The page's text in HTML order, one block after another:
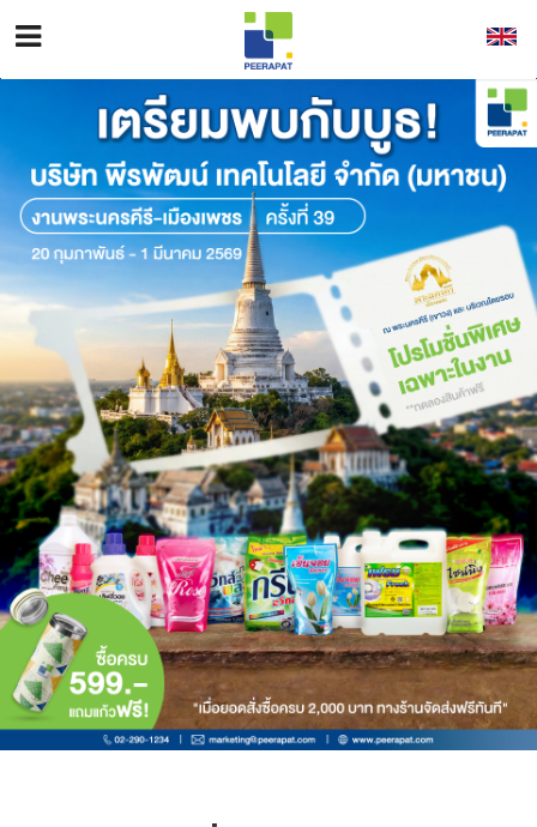
หน้าหลัก
เกี่ยวกับเรา
ธุรกิจของเรา
กลุ่มผลิตภัณฑ์ซักรีด กลุ่มผลิตภัณฑ์ฆ่าเชื้อ
กลุ่มผลิตภัณฑ์ครัว กลุ่มผลิตภัณฑ์บิวดิ้งแคร์
นักลงทุนสัมพันธ์
ข้อมูลผู้ถือหุ้น
รายงานประจำปี
แบบ 56-1
ประชุมผู้ถือหุ้น
รายงานทางการเงิน
หนังสือชี้ชวน
กำกับดูแลกิจการ
หลักการกำกับดูแลกิจการที่ดีของบริษัท
ความยั่งยืน
รายงานผลการดำเนินงานด้าน ESG
ข่าว
ข่าวสาร อีเว้นท์
กิจกรรม ESG ความรับผิดชอบต่อสังคม
ติดต่อ
ช่องทางการจัดจำหน่าย แผนที่